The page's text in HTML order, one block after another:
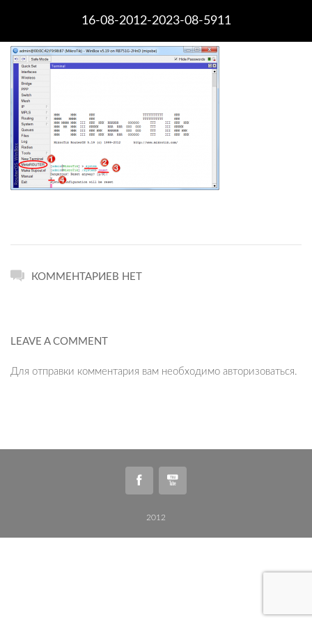
16-08-2012-2023-08-5911
КОММЕНТАРИЕВ НЕТ
LEAVE A COMMENT
Для отправки комментария вам необходимо авторизоваться.
2012